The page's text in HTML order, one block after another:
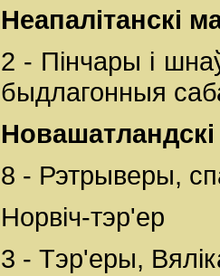
Неапалітанскі
2 - Пінчары і
быдлагонныя
8 - Рэтрыверы,
Норвіч-тэр'ер
3 - Тэр'еры,